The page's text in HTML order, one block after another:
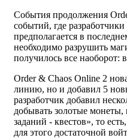
События продолжения
событий, где
предполагается в
необходимо разрушить
получилось все наоборот:
Order & Chaos Online 2
линию, но и добавил 5
разработчик добавил
добывать золотые
заданий - квестов», то
для этого достаточной